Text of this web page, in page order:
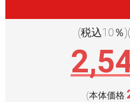
(税込10％)(
(本体価格: